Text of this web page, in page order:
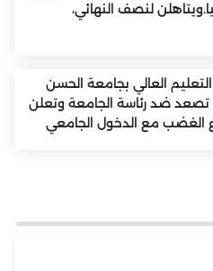
لنصف النهائي،
التعليم العالي بجامعة الحسن
تصعد ضد رئاسة الجامعة وتعلن
الغضب مع الدخول الجامعي